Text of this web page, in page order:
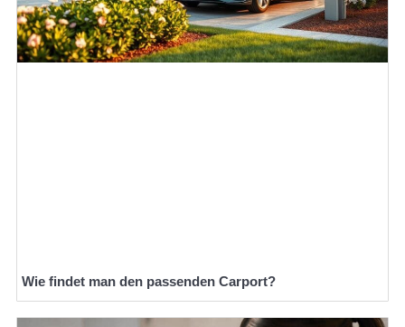
Wie findet man den passenden Carport?